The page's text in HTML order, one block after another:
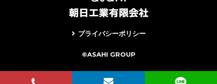
プライバシーポリシー
©ASAHI GROUP